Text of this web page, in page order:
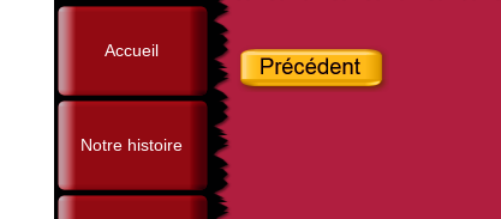
Accueil
Notre histoire